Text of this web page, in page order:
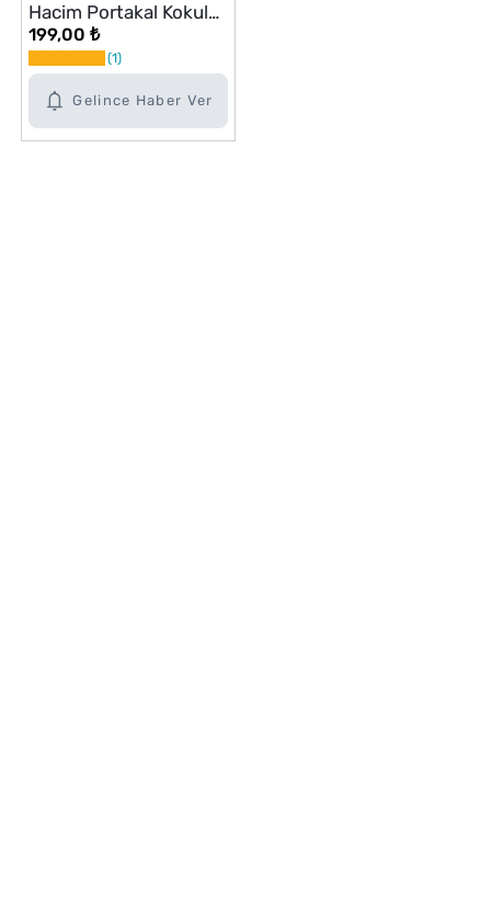
Gelince Haber Ver
Hacim Portakal Kokulu
Saç Kremi 250 ml
199,00 ₺
1